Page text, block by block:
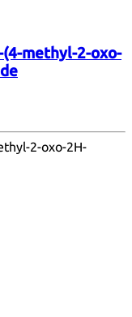
(4-methyl-2-oxo-
2-oxo-2H-